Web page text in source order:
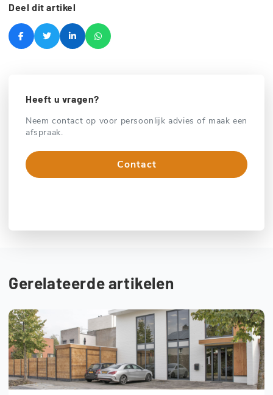
Deel dit artikel
Heeft u vragen?
Neem contact op voor persoonlijk advies of maak een
afspraak.
Contact
Gerelateerde artikelen